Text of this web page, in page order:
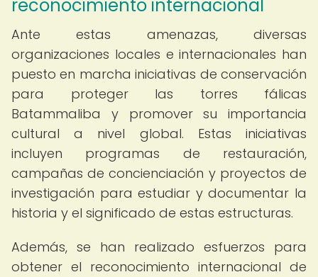
reconocimiento internacional
Ante estas amenazas, diversas
organizaciones locales e internacionales han
puesto en marcha iniciativas de conservación
para proteger las torres fálicas
Batammaliba y promover su importancia
cultural a nivel global. Estas iniciativas
incluyen programas de restauración,
campañas de concienciación y proyectos de
investigación para estudiar y documentar la
historia y el significado de estas estructuras.
Además, se han realizado esfuerzos para
obtener el reconocimiento internacional de